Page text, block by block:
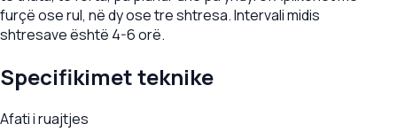
furçë ose rul, në dy ose tre shtresa. Intervali midis
shtresave është 4-6 orë.
Specifikimet teknike
Afati i ruajtjes